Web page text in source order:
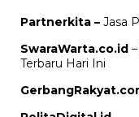
Partnerkita – Jasa
SwaraWarta.co.id
Terbaru Hari Ini